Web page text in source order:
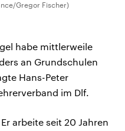
Gregor Fischer)
habe mittlerweile
an Grundschulen
Hans-Peter
im Dlf.
arbeite seit 20 Jahren